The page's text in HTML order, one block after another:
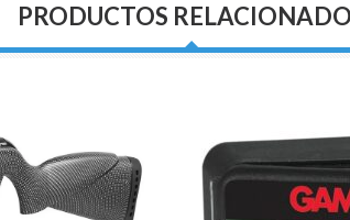
PRODUCTOS